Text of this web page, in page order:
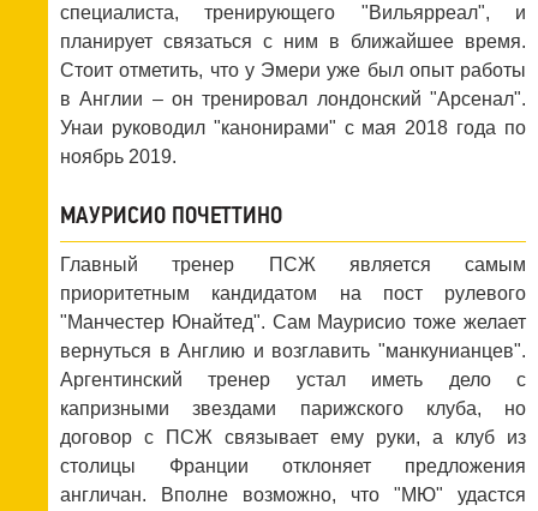
специалиста, тренирующего "Вильярреал", и
планирует связаться с ним в ближайшее время.
Стоит отметить, что у Эмери уже был опыт работы
в Англии – он тренировал лондонский "Арсенал".
Унаи руководил "канонирами" с мая 2018 года по
ноябрь 2019.
МАУРИСИО ПОЧЕТТИНО
Главный тренер ПСЖ является самым
приоритетным кандидатом на пост рулевого
"Манчестер Юнайтед". Сам Маурисио тоже желает
вернуться в Англию и возглавить "манкунианцев".
Аргентинский тренер устал иметь дело с
капризными звездами парижского клуба, но
договор с ПСЖ связывает ему руки, а клуб из
столицы Франции отклоняет предложения
англичан. Вполне возможно, что "МЮ" удастся